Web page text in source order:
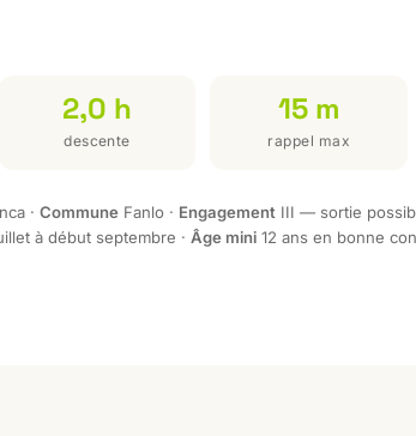
2,0 h
descente
15 m
rappel max
· Commune Fanlo · Engagement III — sortie
à début septembre · Âge mini 12 ans en bonne